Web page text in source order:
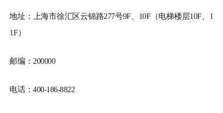
地址：上海市徐汇区云锦路277号9F、 10F（电梯楼层10F
1
1F）
邮编： 200000
电话：400-186-8822